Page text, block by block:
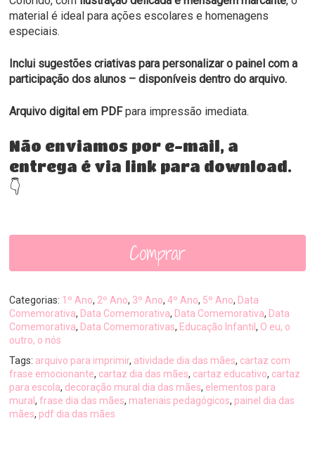
material é ideal para ações escolares e homenagens
especiais.
Inclui sugestões criativas para personalizar o painel com a
participação dos alunos – disponíveis dentro do arquivo.
Arquivo digital em PDFpara impressão imediata.
Não enviamos por e-mail, a
entrega é via link para download.
👇
Comprar
Categorias: 1º Ano, 2º Ano, 3º Ano,4º Ano, 5º Ano, Data
Comemorativa, Data Comemorativa, Data Comemorativa, Data
Comemorativa, Data Comemorativas, Educação Infantil, O eu, o
outro, o nós
Tags: arquivo para imprimir, atividade dia das mães, cartaz com
frase emocionante, cartaz dia das mães, cartaz educativo, cartaz
para escola, decoração mural dia das mães, elementos para
mural,frase dia das mães, materiais pedagógicos, painel dia das
mães, pdf dia das mães